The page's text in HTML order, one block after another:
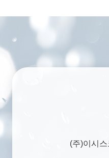
(주)이시